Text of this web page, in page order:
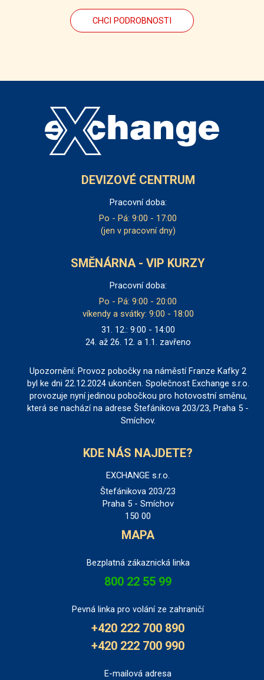
CHCI PODROBNOSTI
DEVIZOVÉ CENTRUM
Pracovní doba:
Po - Pá: 9:00 - 17:00
(jen v pracovní dny)
SMĚNÁRNA - VIP KURZY
Pracovní doba:
Po - Pá: 9:00 - 20:00
víkendy a svátky: 9:00 - 18:00
31. 12.: 9:00 - 14:00
24. až 26. 12. a 1.1. zavřeno
Upozornění: Provoz pobočky na náměstí Franze Kafky 2
byl ke dni 22.12.2024 ukončen. Společnost Exchange s.r.o.
provozuje nyní jedinou pobočkou pro hotovostní směnu,
která se nachází na adrese Štefánikova 203/23, Praha 5 -
Smíchov.
KDE NÁS NAJDETE?
EXCHANGE s.r.o.
Štefánikova 203/23
Praha 5 - Smíchov
150 00
MAPA
Bezplatná zákaznická linka
800 22 55 99
Pevná linka pro volání ze zahraničí
+420 222 700 890
+420 222 700 990
E-mailová adresa